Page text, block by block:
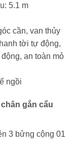
5.1 m
cần, van thủy
tời tự động,
an toàn mỏ
ngồi
gắn cẩu
3 bửng cộng 01